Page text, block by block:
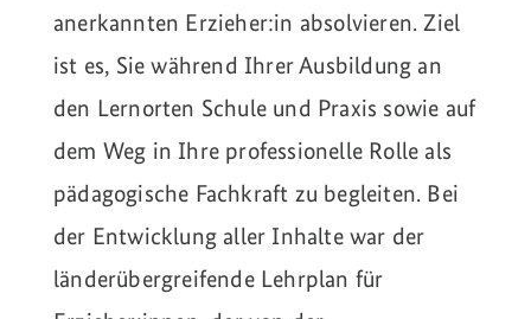
anerkannten Erzieher:in absolvieren. Ziel
ist es, Sie während Ihrer Ausbildung an
den Lernorten Schule und Praxis sowie auf
dem Weg in Ihre professionelle Rolle als
pädagogische Fachkraft zu begleiten. Bei
der Entwicklung aller Inhalte war der
länderübergreifende Lehrplan für